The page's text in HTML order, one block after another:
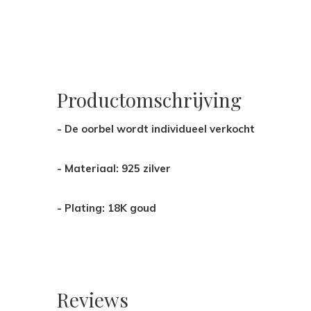
Productomschrijving
- De oorbel wordt individueel verkocht
- Materiaal: 925 zilver
- Plating: 18K goud
Reviews